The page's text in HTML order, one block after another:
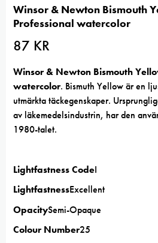
Winsor & Newton Bismouth
Professional watercolor
87 KR
Winsor & Newton Bismouth
watercolor. Bismuth Yellow är en
utmärkta täckegenskaper.
av läkemedelsindustrin, har den
1980-talet.
Lightfastness CodeI
LightfastnessExcellent
OpacitySemi-Opaque
Colour Number25